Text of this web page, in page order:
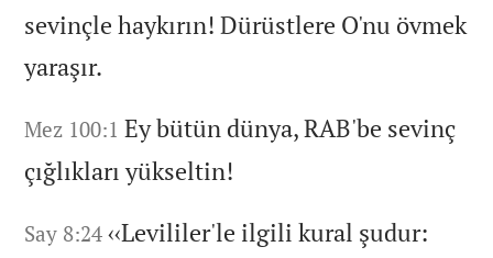
sevinçle haykırın! Dürüstlere O'nu övmek
yaraşır.
Mez 100:1 Ey bütün dünya,RAB'be sevinç
çığlıkları yükseltin!
Say 8:24 ‹‹Levililer'le ilgili kural şudur: